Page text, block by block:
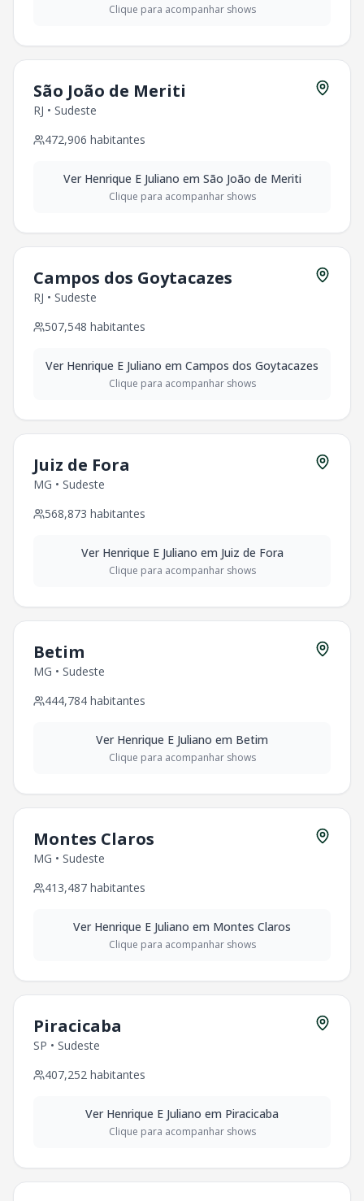
Clique para acompanhar shows
São João de Meriti
RJ • Sudeste
472,906 habitantes
Ver Henrique E Juliano em São João de Meriti
Clique para acompanhar shows
Campos dos Goytacazes
RJ • Sudeste
507,548 habitantes
Ver Henrique E Juliano em Campos dos Goytacazes
Clique para acompanhar shows
Juiz de Fora
MG • Sudeste
568,873 habitantes
Ver Henrique E Juliano em Juiz de Fora
Clique para acompanhar shows
Betim
MG • Sudeste
444,784 habitantes
Ver Henrique E Juliano em Betim
Clique para acompanhar shows
Montes Claros
MG • Sudeste
413,487 habitantes
Ver Henrique E Juliano em Montes Claros
Clique para acompanhar shows
Piracicaba
SP • Sudeste
407,252 habitantes
Ver Henrique E Juliano em Piracicaba
Clique para acompanhar shows